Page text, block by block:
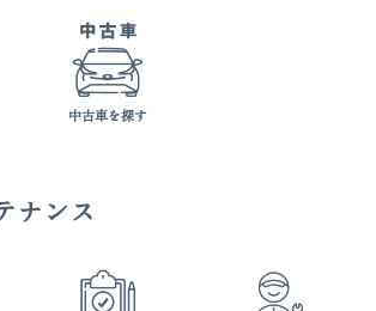
中古車を探す
ナンス